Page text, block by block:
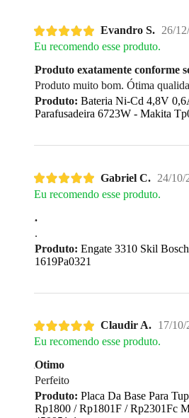
Evandro S. 26/
Eu recomendo esse produto.
Produto exatamente conforme
Produto muito bom. Ótima
Produto: Bateria Ni-Cd 4,8V
Parafusadeira 6723W - Makita
Gabriel C. 24/10/
Eu recomendo esse produto.
.
.
Produto: Engate 3310 Skil Bosch
1619Pa0321
Claudir A. 17/10/
Eu recomendo esse produto.
Otimo
Perfeito
Produto: Placa Da Base Para
Rp1800 / Rp1801F / Rp2301Fc